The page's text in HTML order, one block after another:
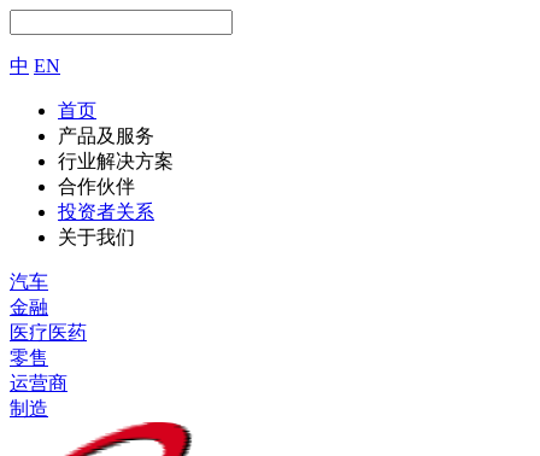
中 EN
首页
产品及服务
行业解决方案
合作伙伴
投资者关系
关于我们
汽车
金融
医疗医药
零售
运营商
制造